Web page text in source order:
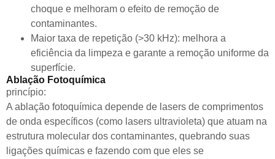
choque e melhoram o efeito de remoção de
contaminantes.
Maior taxa de repetição (>30 kHz): melhora a
eficiência da limpeza e garante a remoção uniforme da
superfície.
Ablação Fotoquímica
princípio:
A ablação fotoquímica depende de lasers de comprimentos
de onda específicos (como lasers ultravioleta) que atuam na
estrutura molecular dos contaminantes, quebrando suas
ligações químicas e fazendo com que eles se